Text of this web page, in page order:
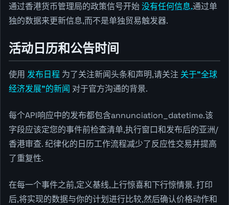
通过香港货币管理局的政策信号开始没有任何信息.通过单
独的数据来更新信息,而不是单独贸易触发器.
活动日历和公告时间
使用 发布日程 为了关注新闻头条和声明,请关注 关于"全球
经济发展"的新闻 对于官方沟通的背景.
每个API响应中的发布都包含annunciation_datetime.该
字段应该定您的事件前检查清单,执行窗口和发布后的亚洲/
香港审查. 纪律化的日历工作流程减少了反应性交易并提高
了重复性.
在每一个事件之前,定义基线,上行惊喜和下行惊情景. 打印
后,将实现的数据与你的计划进行比较,然后确认价格动作和